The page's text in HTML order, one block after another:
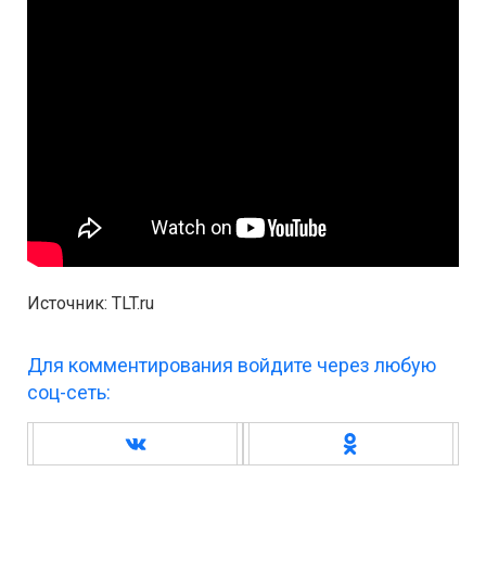
Источник: TLT.ru
Для комментирования войдите через любую
соц-сеть: